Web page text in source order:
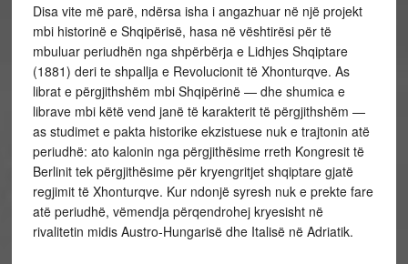
Disa vite më parë, ndërsa isha i angazhuar në një projekt
mbi historinë e Shqipërisë, hasa në vështirësi për të
mbuluar periudhën nga shpërbërja e Lidhjes Shqiptare
(1881) deri te shpallja e Revolucionit të Xhonturqve. As
librat e përgjithshëm mbi Shqipërinë — dhe shumica e
librave mbi këtë vend janë të karakterit të përgjithshëm —
as studimet e pakta historike ekzistuese nuk e trajtonin atë
periudhë: ato kalonin nga përgjithësime rreth Kongresit të
Berlinit tek përgjithësime për kryengritjet shqiptare gjatë
regjimit të Xhonturqve. Kur ndonjë syresh nuk e prekte fare
atë periudhë, vëmendja përqendrohej kryesisht në
rivalitetin midis Austro-Hungarisë dhe Italisë në Adriatik.